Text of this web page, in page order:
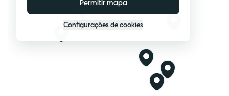
Permitir mapa
Configurações de cookies